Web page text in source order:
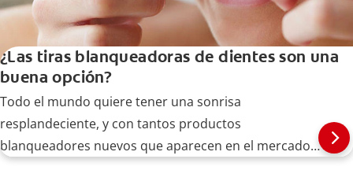
¿Las tiras blanqueadoras de dientes son una
buena opción?
Todo el mundo quiere tener una sonrisa
resplandeciente, y con tantos productos
blanqueadores nuevos que aparecen en el mercado